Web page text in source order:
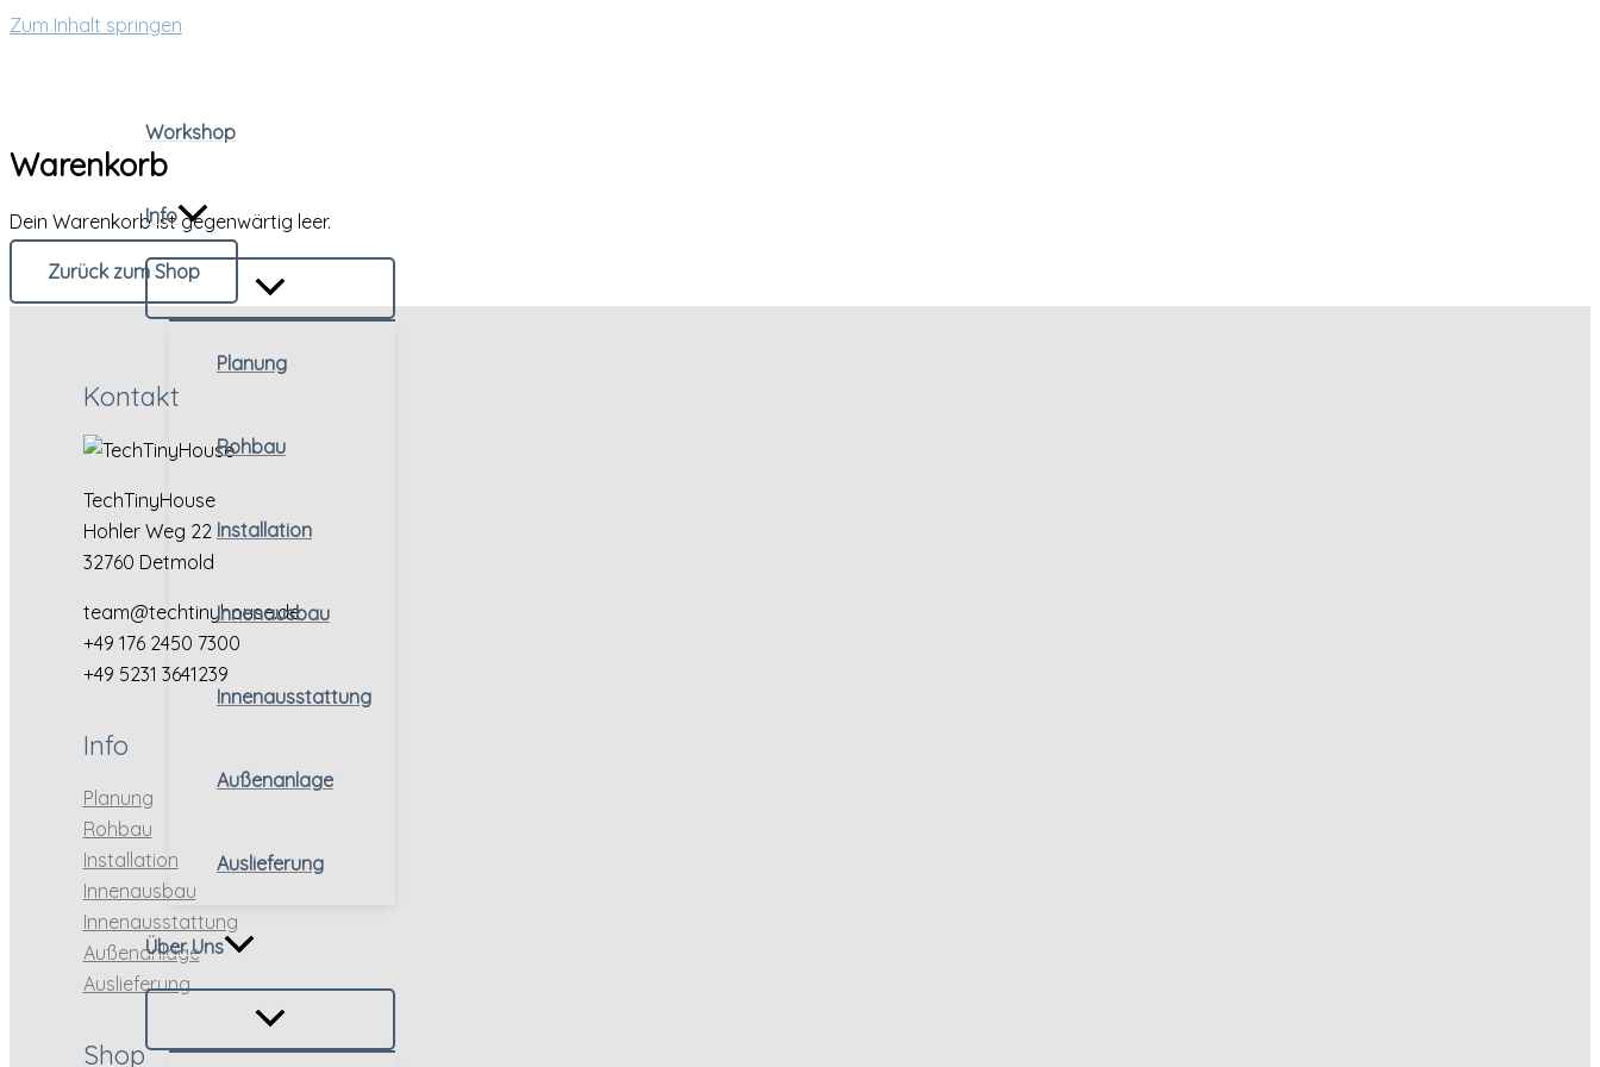
Zum Inhalt springen
Workshop
Info
Planung
Rohbau
Installation
Innenausbau
Innenausstattung
Außenanlage
Auslieferung
Über Uns
Warenkorb
Dein Warenkorb ist gegenwärtig leer.
Zurück zum Shop
Kontakt
TechTinyHouse
Hohler Weg 22
32760 Detmold
team@techtinyhouse.de
+49 176 2450 7300
+49 5231 3641239
Info
Planung
Rohbau
Installation
Innenausbau
Innenausstattung
Außenanlage
Auslieferung
Shop